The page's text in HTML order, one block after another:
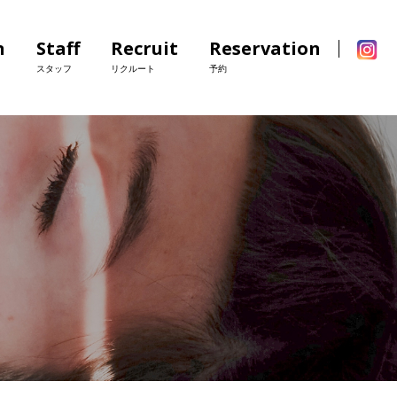
Staff
スタッフ
Recruit
リクルート
Reservation
予約